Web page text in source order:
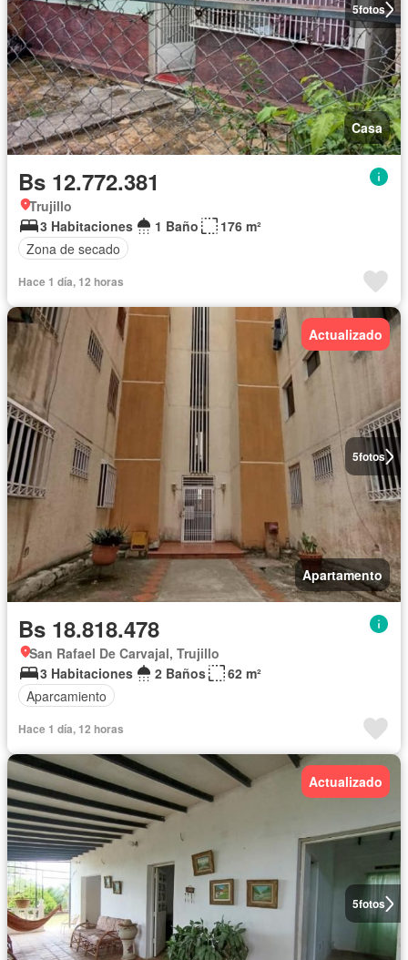
5fotos
Casa
Bs 12.772.381
Trujillo
3 Habitaciones
1 Baño
176 m²
Zona de secado
Hace 1 día, 12 horas
5fotos
Actualizado
Apartamento
Bs 18.818.478
San Rafael De Carvajal, Trujillo
3 Habitaciones
2 Baños
62 m²
Aparcamiento
Hace 1 día, 12 horas
5fotos
Actualizado